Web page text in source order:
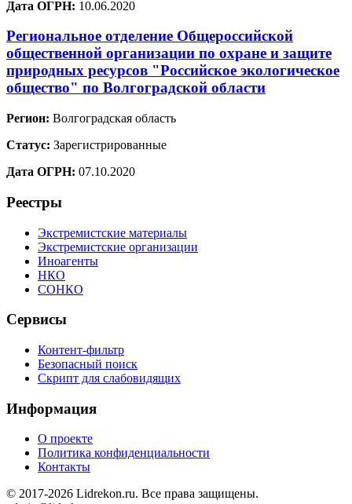
Дата ОГРН: 10.06.2020
Региональное отделение Общероссийской
общественной организации по охране и защите
природных ресурсов "Российское экологическое
общество" по Волгоградской области
Регион: Волгоградская область
Статус: Зарегистрированные
Дата ОГРН: 07.10.2020
Реестры
Экстремистские материалы
Экстремистские организации
Иноагенты
НКО
СОНКО
Сервисы
Контент-фильтр
Безопасный поиск
Скрипт для слабовидящих
Информация
О проекте
Политика конфиденциальности
Контакты
© 2017-2026 Lidrekon.ru. Все права защищены.